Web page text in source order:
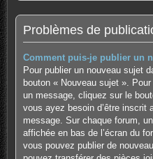
Problèmes de
Comment puis-je publier un
Pour publier un nouveau sujet
bouton « Nouveau sujet ».
un message, cliquez sur le
vous ayez besoin d’être inscrit
message. Sur chaque forum,
affichée en bas de l’écran du
vous pouvez publier de